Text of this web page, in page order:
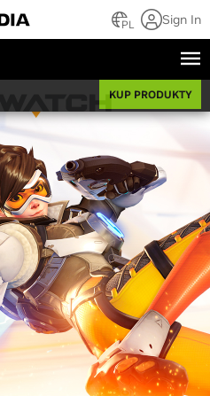
PL Sign In
KUP PRODUKTY